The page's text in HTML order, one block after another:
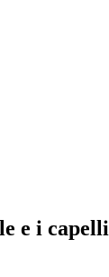
e i capelli